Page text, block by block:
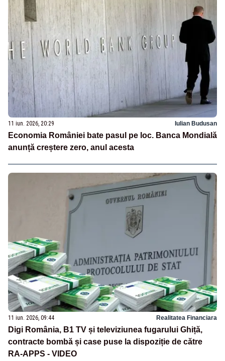
11 iun. 2026, 20:29 Iulian Budusan
Economia României bate pasul pe loc. Banca Mondială
anunță creștere zero, anul acesta
11 iun. 2026, 09:44 Realitatea Financiara
Digi România, B1 TV și televiziunea fugarului Ghiță,
contracte bombă și case puse la dispoziție de către
RA-APPS - VIDEO